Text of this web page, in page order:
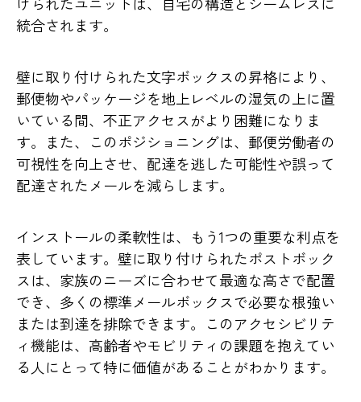
統合されます。
壁に取り付けられた文字ボックスの昇格により、
郵便物やパッケージを地上レベルの湿気の上に置
いている間、不正アクセスがより困難になりま
す。また、このポジショニングは、郵便労働者の
可視性を向上させ、配達を逃した可能性や誤って
配達されたメールを減らします。
インストールの柔軟性は、もう1つの重要な利点を
表しています。壁に取り付けられたポストボック
スは、家族のニーズに合わせて最適な高さで配置
でき、多くの標準メールボックスで必要な根強い
または到達を排除できます。このアクセシビリテ
ィ機能は、高齢者やモビリティの課題を抱えてい
る人にとって特に価値があることがわかります。